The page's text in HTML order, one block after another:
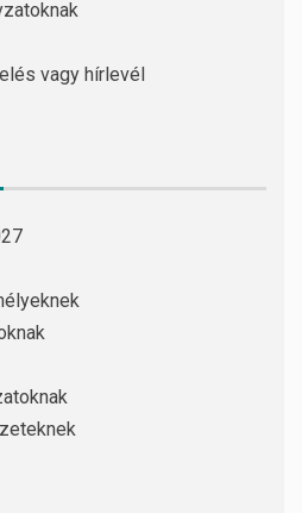
vagy hírlevél